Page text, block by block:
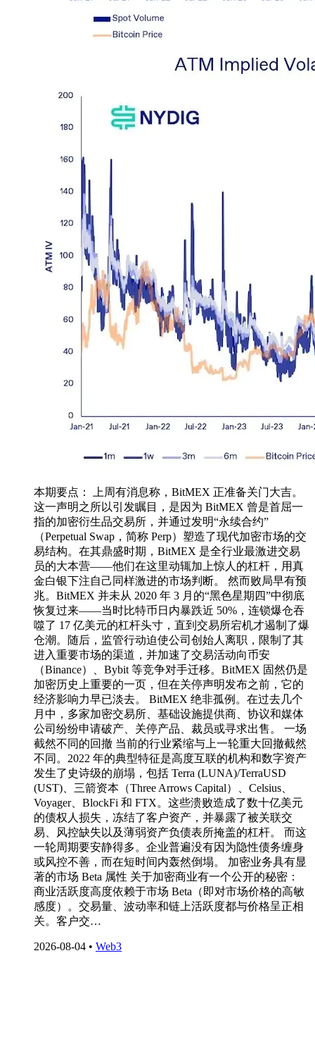
本期要点： 上周有消息称，BitMEX 正准备关门大吉。
这一声明之所以引发瞩目，是因为 BitMEX 曾是首屈一
指的加密衍生品交易所，并通过发明“永续合约”
（Perpetual Swap，简称 Perp）塑造了现代加密市场的交
易结构。在其鼎盛时期，BitMEX 是全行业最激进交易
员的大本营——他们在这里动辄加上惊人的杠杆，用真
金白银下注自己同样激进的市场判断。 然而败局早有预
兆。BitMEX 并未从 2020 年 3 月的“黑色星期四”中彻底
恢复过来——当时比特币日内暴跌近 50%，连锁爆仓吞
噬了 17 亿美元的杠杆头寸，直到交易所宕机才遏制了爆
仓潮。随后，监管行动迫使公司创始人离职，限制了其
进入重要市场的渠道，并加速了交易活动向币安
（Binance）、Bybit 等竞争对手迁移。BitMEX 固然仍是
加密历史上重要的一页，但在关停声明发布之前，它的
经济影响力早已淡去。 BitMEX 绝非孤例。在过去几个
月中，多家加密交易所、基础设施提供商、协议和媒体
公司纷纷申请破产、关停产品、裁员或寻求出售。 一场
截然不同的回撤 当前的行业紧缩与上一轮重大回撤截然
不同。2022 年的典型特征是高度互联的机构和数字资产
发生了史诗级的崩塌，包括 Terra (LUNA)/TerraUSD
(UST)、三箭资本（Three Arrows Capital）、Celsius、
Voyager、BlockFi 和 FTX。这些溃败造成了数十亿美元
的债权人损失，冻结了客户资产，并暴露了被关联交
易、风控缺失以及薄弱资产负债表所掩盖的杠杆。 而这
一轮周期要安静得多。企业普遍没有因为隐性债务缠身
或风控不善，而在短时间内轰然倒塌。 加密业务具有显
著的市场 Beta 属性 关于加密商业有一个公开的秘密：
商业活跃度高度依赖于市场 Beta（即对市场价格的高敏
感度）。交易量、波动率和链上活跃度都与价格呈正相
关。客户交…
2026-08-04 • Web3